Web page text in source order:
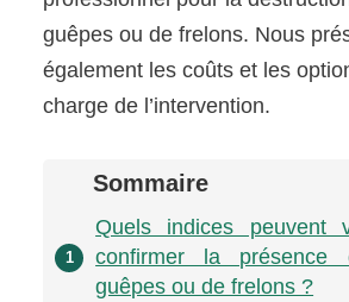
guêpes ou de frelons. Nous
également les coûts et les
charge de l’intervention.
Sommaire
1
Quels indices peuvent
confirmer la présence
guêpes ou de frelons ?